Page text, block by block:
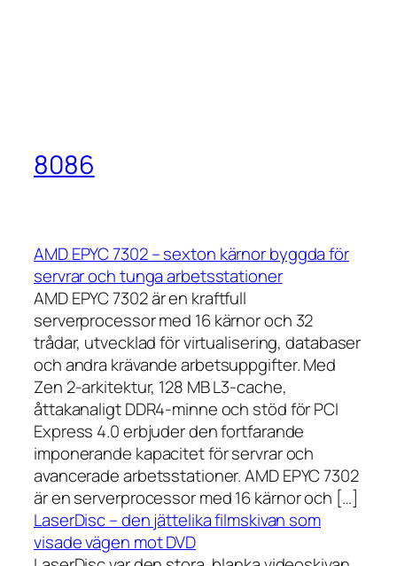
8086
AMD EPYC 7302 – sexton kärnor byggda för
servrar och tunga arbetsstationer
AMD EPYC 7302 är en kraftfull
serverprocessor med 16 kärnor och 32
trådar, utvecklad för virtualisering, databaser
och andra krävande arbetsuppgifter. Med
Zen 2-arkitektur, 128 MB L3-cache,
åttakanaligt DDR4-minne och stöd för PCI
Express 4.0 erbjuder den fortfarande
imponerande kapacitet för servrar och
avancerade arbetsstationer. AMD EPYC 7302
är en serverprocessor med 16 kärnor och […]
LaserDisc – den jättelika filmskivan som
visade vägen mot DVD